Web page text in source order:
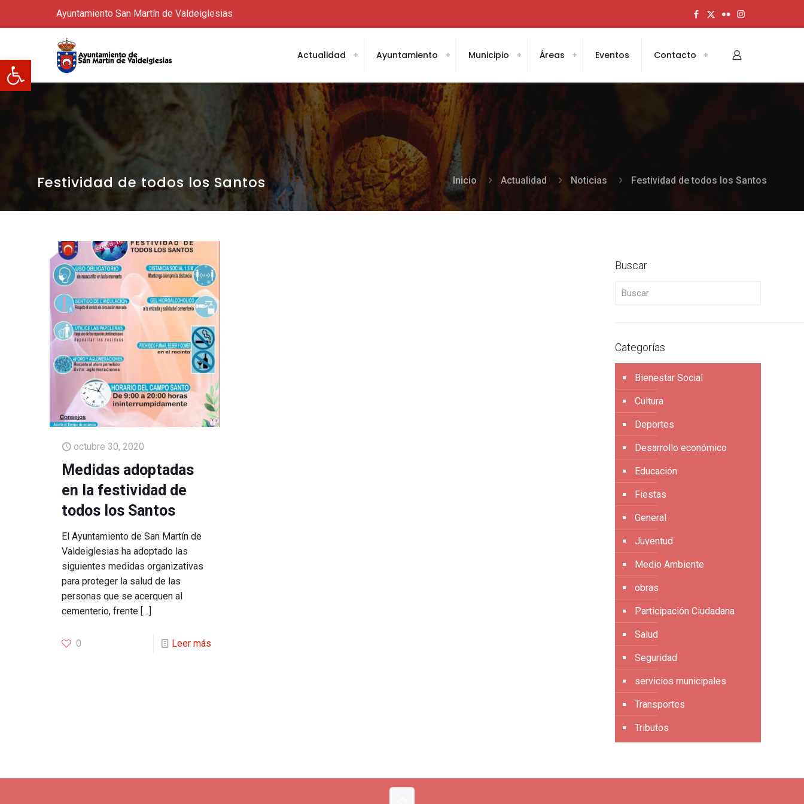
Abrir barra de herramientas
Ayuntamiento San Martín de Valdeiglesias
Actualidad Ayuntamiento Municipio Áreas Eventos Contacto
Festividad de todos los Santos Inicio Actualidad Noticias Festividad de todos los Santos
octubre 30, 2020
Medidas adoptadas
en la festividad de
todos los Santos
El Ayuntamiento de San Martín de
Valdeiglesias ha adoptado las
siguientes medidas organizativas
para proteger la salud de las
personas que se acerquen al
cementerio, frente […]
0 Leer más
Buscar
Buscar
Categorías
Bienestar Social
Cultura
Deportes
Desarrollo económico
Educación
Fiestas
General
Juventud
Medio Ambiente
obras
Participación Ciudadana
Salud
Seguridad
servicios municipales
Transportes
Tributos